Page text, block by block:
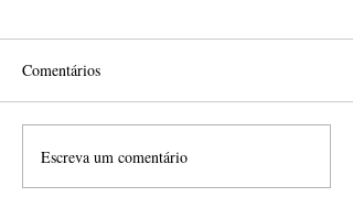
Comentários
Escreva um comentário